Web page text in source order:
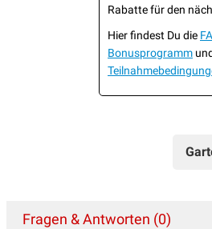
Rabatte für den
Hier findest Du die
Bonusprogramm
Fragen & Antworten (0)